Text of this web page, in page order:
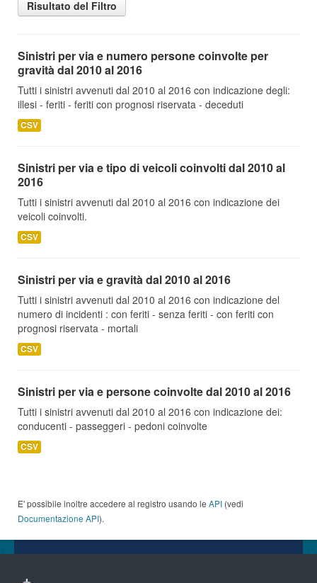
Risultato del Filtro
Sinistri per via e numero persone coinvolte per
gravità dal 2010 al 2016
Tutti i sinistri avvenuti dal 2010 al 2016 con indicazione degli:
illesi - feriti - feriti con prognosi riservata - deceduti
CSV
Sinistri per via e tipo di veicoli coinvolti dal 2010 al
2016
Tutti i sinistri avvenuti dal 2010 al 2016 con indicazione dei
veicoli coinvolti.
CSV
Sinistri per via e gravità dal 2010 al 2016
Tutti i sinistri avvenuti dal 2010 al 2016 con indicazione del
numero di incidenti : con feriti - senza feriti - con feriti con
prognosi riservata - mortali
CSV
Sinistri per via e persone coinvolte dal 2010 al 2016
Tutti i sinistri avvenuti dal 2010 al 2016 con indicazione dei:
conducenti - passeggeri - pedoni coinvolte
CSV
E' possibile inoltre accedere al registro usando le API (vedi
Documentazione API).